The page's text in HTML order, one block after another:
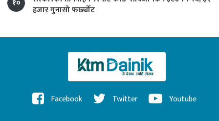
१०
हजार गुनासो फर्छ्योट
Facebook Twitter Youtube